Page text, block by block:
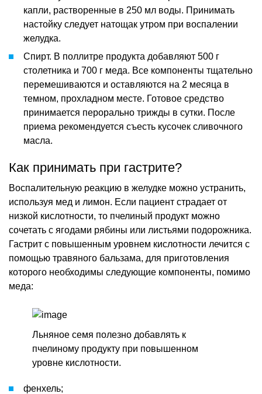
капли, растворенные в 250 мл воды. Принимать
настойку следует натощак утром при воспалении
желудка.
Спирт. В поллитре продукта добавляют 500 г
столетника и 700 г меда. Все компоненты тщательно
перемешиваются и оставляются на 2 месяца в
темном, прохладном месте. Готовое средство
принимается перорально трижды в сутки. После
приема рекомендуется съесть кусочек сливочного
масла.
Как принимать при гастрите?
Воспалительную реакцию в желудке можно устранить,
используя мед и лимон. Если пациент страдает от
низкой кислотности, то пчелиный продукт можно
сочетать с ягодами рябины или листьями подорожника.
Гастрит с повышенным уровнем кислотности лечится с
помощью травяного бальзама, для приготовления
которого необходимы следующие компоненты, помимо
меда:
Льняное семя полезно добавлять к
пчелиному продукту при повышенном
уровне кислотности.
фенхель;